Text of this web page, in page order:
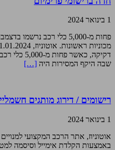
1 בינואר 2024
פחות מ-5,000 כלי רכב
דקיקה,
שבה היקף המסירות היה […]
רישומים / דירוג מותגים חשמליים 01-12/
1 בינואר 2024
אוטוניוז, אתר הרכב המקצועי
באמצעות הקלדת אימייל וסיסמה